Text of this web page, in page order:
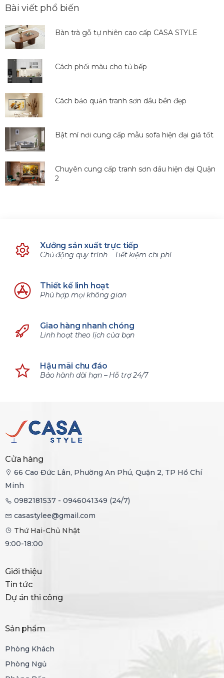
Bài viết phổ biến
Bàn trà gỗ tự nhiên cao cấp CASA STYLE
Cách phối màu cho tủ bếp
Cách bảo quản tranh sơn dầu bền đẹp
Bật mí nơi cung cấp mẫu sofa hiện đại giá tốt
Chuyên cung cấp tranh sơn dầu hiện đại Quận
2
Xưởng sản xuất trực tiếp
Chủ động quy trình – Tiết kiệm chi phí
Thiết kế linh hoạt
Phù hợp mọi không gian
Giao hàng nhanh chóng
Linh hoạt theo lịch của bạn
Hậu mãi chu đáo
Bảo hành dài hạn – Hỗ trợ 24/7
Cửa hàng
66 Cao Đức Lân, Phường An Phú, Quận 2, TP Hồ Chí
Minh
0982181537 - 0946041349 (24/7)
casastylee@gmail.com
Thứ Hai-Chủ Nhật
9:00-18:00
Giới thiệu
Tin tức
Dự án thi công
Sản phẩm
Phòng Khách
Phòng Ngủ